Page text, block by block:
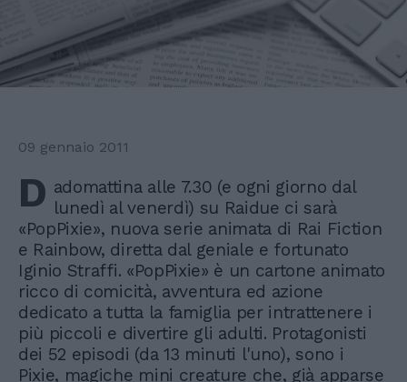
09 gennaio 2011
D adomattina alle 7.30 (e ogni giorno dal
lunedì al venerdì) su Raidue ci sarà
«PopPixie», nuova serie animata di Rai Fiction
e Rainbow, diretta dal geniale e fortunato
Iginio Straffi. «PopPixie» è un cartone animato
ricco di comicità, avventura ed azione
dedicato a tutta la famiglia per intrattenere i
più piccoli e divertire gli adulti. Protagonisti
dei 52 episodi (da 13 minuti l'uno), sono i
Pixie, magiche mini creature che, già apparse